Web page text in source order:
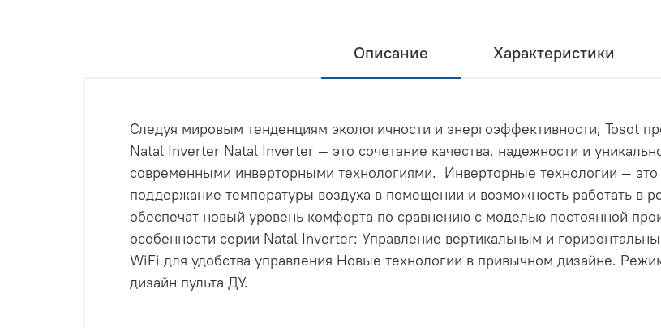
Описание Характеристики
Следуя мировым тенденциям экологичности и энергоэффективности, Tosot
Natal Inverter Natal Inverter — это сочетание качества, надежности и
современными инверторными технологиями. Инверторные технологии — это
поддержание температуры воздуха в помещении и возможность работать в
обеспечат новый уровень комфорта по сравнению с моделью постоянной
особенности серии Natal Inverter: Управление вертикальным и
WiFi для удобства управления Новые технологии в привычном дизайне.
дизайн пульта ДУ.